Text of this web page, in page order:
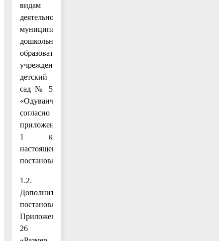
видам
деятельности
муниципального
дошкольного
образовательного
учреждения
детский
сад № 5
«Одуванчик»
согласно
приложению
1 к
настоящему
постановлению;
1.2.
Дополнить
постановление
Приложением
26